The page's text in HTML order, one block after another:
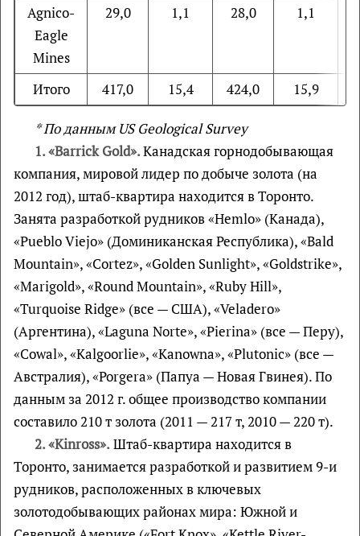
Agnico-
Eagle
Mines
29,0 1,1 28,0 1,1
Итого 417,0 15,4 424,0 15,9
* ПоданнымUS Geological Survey
1. «Barrick Gold».Канадская горнодобывающая
компания, мировой лидер по добыче золота (на
2012 год), штаб-квартира находится в Торонто.
Занята разработкой рудников «Hemlo» (Канада),
«Pueblo Viejo» (Доминиканская Республика), «Bald
Mountain», «Cortez», «Golden Sunlight», «Goldstrike»,
«Marigold», «Round Mountain», «Ruby Hill»,
«Turquoise Ridge» (все — США), «Veladero»
(Аргентина), «Laguna Norte», «Pierina» (все — Перу),
«Cowal», «Kalgoorlie», «Kanowna», «Plutonic» (все —
Австралия), «Porgera» (Папуа — Новая Гвинея). По
данным за 2012 г. общее производство компании
составило 210 т золота (2011 — 217 т, 2010 — 220 т).
2. «Kinross».Штаб-квартира находится в
Торонто, занимается разработкой и развитием 9-и
рудников, расположенных в ключевых
золотодобывающих районах мира: Южной и